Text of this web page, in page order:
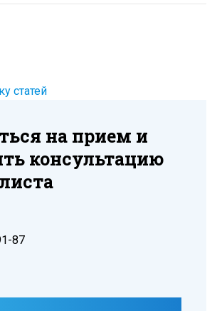
статей
на прием и
консультацию
87